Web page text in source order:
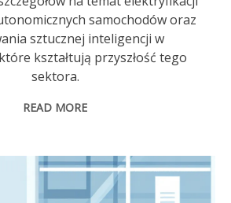
samochodów oraz
sztucznej inteligencji w
kształtują przyszłość tego
sektora.
READ MORE